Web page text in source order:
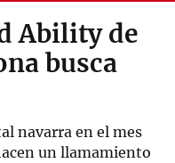
Ability de
busca
navarra en el mes
un llamamiento